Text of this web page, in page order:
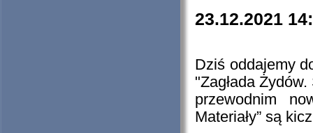
23.12.2021
Dziś oddajemy
"Zagłada
przewodnim
Materiały” są